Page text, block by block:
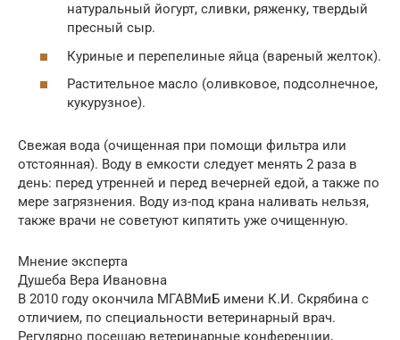
натуральный йогурт, сливки, ряженку, твердый
пресный сыр.
Куриные и перепелиные яйца (вареный желток).
Растительное масло (оливковое, подсолнечное,
кукурузное).
Свежая вода (очищенная при помощи фильтра или
отстоянная). Воду в емкости следует менять 2 раза в
день: перед утренней и перед вечерней едой, а также по
мере загрязнения. Воду из-под крана наливать нельзя,
также врачи не советуют кипятить уже очищенную.
Мнение эксперта
Душеба Вера Ивановна
В 2010 году окончила МГАВМиБ имени К.И. Скрябина с
отличием, по специальности ветеринарный врач.
Регулярно посещаю ветеринарные конференции,